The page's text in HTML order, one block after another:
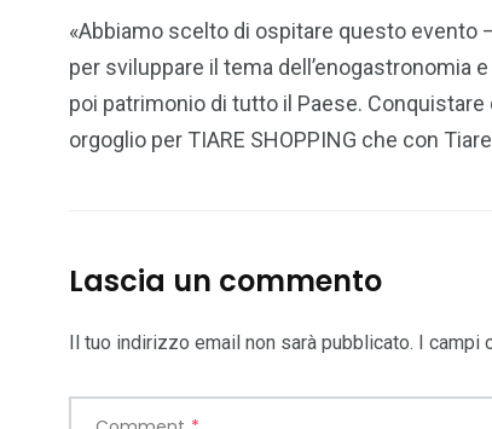
«Abbiamo scelto di ospitare questo evento
per sviluppare il tema dell’enogastronomia
poi patrimonio di tutto il Paese.
orgoglio per TIARE SHOPPING che con
Lascia un commento
Il tuo indirizzo email non sarà pubblicato. I campi